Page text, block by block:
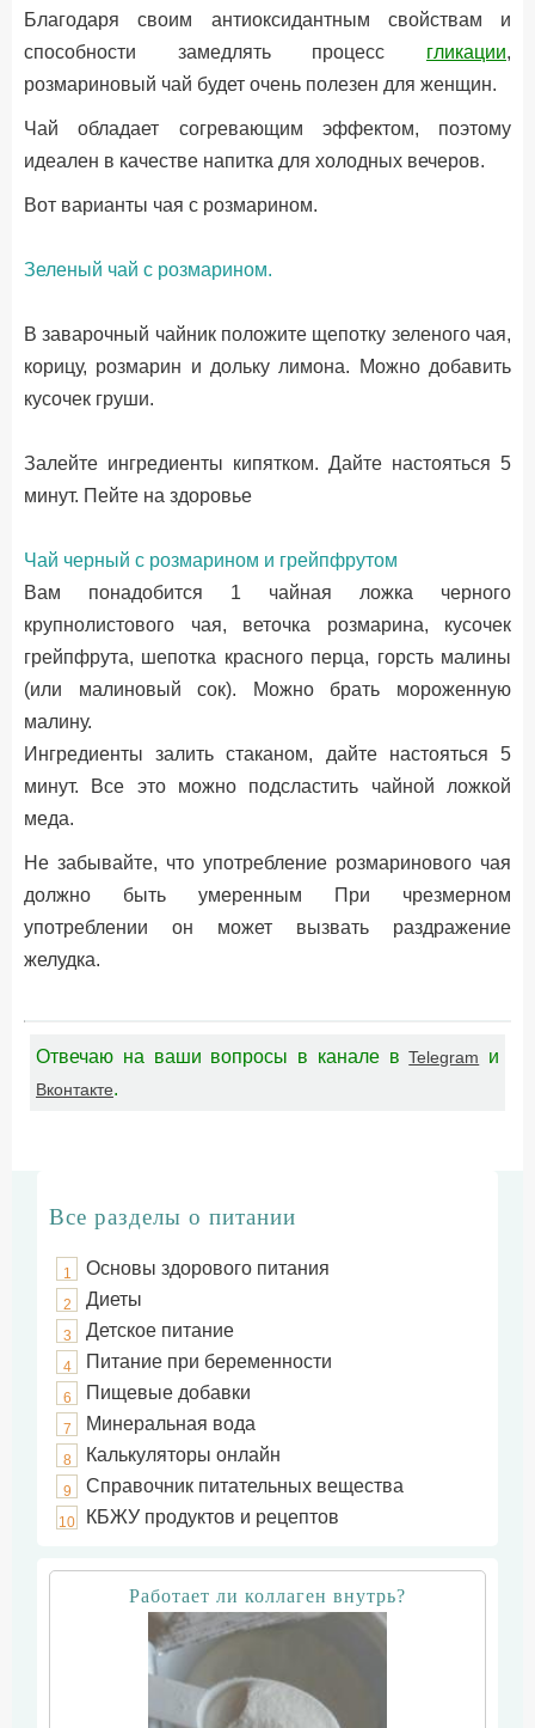
Благодаря своим антиоксидантным свойствам и
способности замедлять процесс гликации,
розмариновый чай будет очень полезен для женщин.
Чай обладает согревающим эффектом, поэтому
идеален в качестве напитка для холодных вечеров.
Вот варианты чая с розмарином.
Зеленый чай с розмарином.
В заварочный чайник положите щепотку зеленого чая,
корицу, розмарин и дольку лимона. Можно добавить
кусочек груши.
Залейте ингредиенты кипятком. Дайте настояться 5
минут. Пейте на здоровье
Чай черный с розмарином и грейпфрутом
Вам понадобится 1 чайная ложка черного
крупнолистового чая, веточка розмарина, кусочек
грейпфрута, шепотка красного перца, горсть малины
(или малиновый сок). Можно брать мороженную
малину.
Ингредиенты залить стаканом, дайте настояться 5
минут. Все это можно подсластить чайной ложкой
меда.
Не забывайте, что употребление розмаринового чая
должно быть умеренным При чрезмерном
употреблении он может вызвать раздражение
желудка.
Отвечаю на ваши вопросы в канале вTelegram и
Вконтакте.
Все разделы о питании
1 Основы здорового питания
2 Диеты
3 Детское питание
4 Питание при беременности
6 Пищевые добавки
7 Минеральная вода
8 Калькуляторы онлайн
9 Справочник питательных вещества
10 КБЖУ продуктов и рецептов
Работает ли коллаген внутрь?